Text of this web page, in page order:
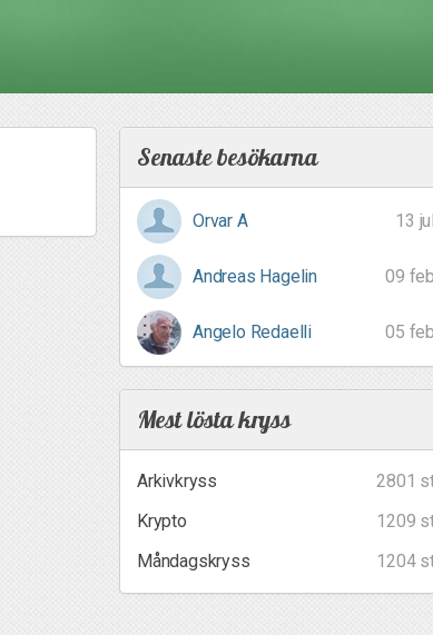
Senaste besökarna
Orvar A 13 jul
Andreas Hagelin 09 feb
Angelo Redaelli 05 feb
Mest lösta kryss
Arkivkryss
2801
Krypto
1209
Måndagskryss
1204